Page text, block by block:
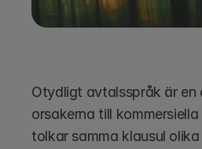
Otydligt avtalsspråk är en
orsakerna till
tolkar samma klausul